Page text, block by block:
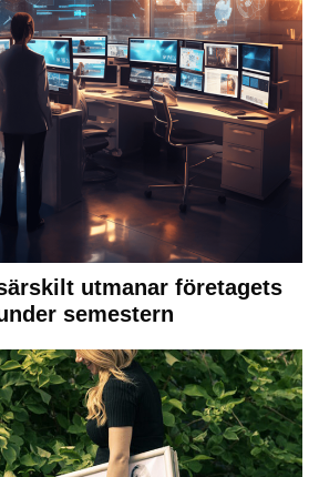
utmanar företagets
semestern